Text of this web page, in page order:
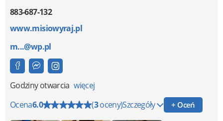
883-687-132
www.misiowyraj.pl
m...@wp.pl
Godziny otwarcia więcej
Ocena6.0 (3oceny)Szczegóły + Oceń